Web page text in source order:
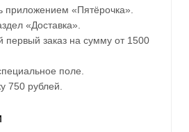
приложением «Пятёрочка».
«Доставка».
заказ на сумму от 1500
поле.
750 рублей.